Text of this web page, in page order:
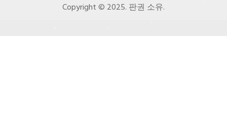
Copyright © 2025. 판권 소유.